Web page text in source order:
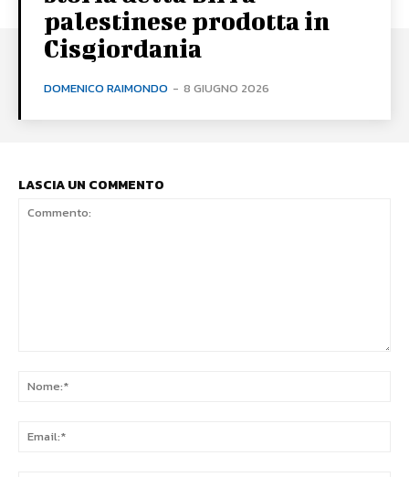
palestinese prodotta in
Cisgiordania
DOMENICO RAIMONDO - 8 GIUGNO 2026
LASCIA UN COMMENTO